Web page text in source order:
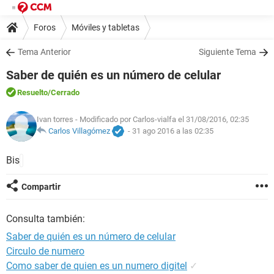
Foros Móviles y tabletas
Tema Anterior Siguiente Tema
Saber de quién es un número de celular
Resuelto/Cerrado
Ivan torres - Modificado por Carlos-vialfa el 31/08/2016, 02:35
Carlos Villagómez
- 31 ago 2016 a las 02:35
Bis
Compartir
Consulta también:
Saber de quién es un número de celular
Circulo de numero
Como saber de quien es un numero digitel ✓